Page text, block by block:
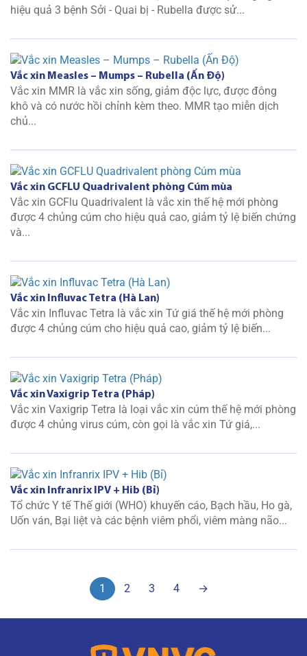
hiệu quả 3 bệnh Sởi - Quai bị - Rubella được sử...
Vắc xin Measles – Mumps – Rubella (Ấn Độ)
Vắc xin MMR là vắc xin sống, giảm độc lực, được đông
khô và có nước hồi chỉnh kèm theo. MMR tạo miễn dịch
chủ...
Vắc xin GCFLU Quadrivalent phòng Cúm mùa
Vắc xin GCFlu Quadrivalent là vắc xin thế hệ mới phòng
được 4 chủng cúm cho hiệu quả cao, giảm tỷ lệ biến chứng
và...
Vắc xin Influvac Tetra (Hà Lan)
Vắc xin Influvac Tetra là vắc xin Tứ giá thế hệ mới phòng
được 4 chủng cúm cho hiệu quả cao, giảm tỷ lệ biến...
Vắc xin Vaxigrip Tetra (Pháp)
Vắc xin Vaxigrip Tetra là loại vắc xin cúm thế hệ mới phòng
được 4 chủng virus cúm, còn gọi là vắc xin Tứ giá,...
Vắc xin Infranrix IPV + Hib (Bỉ)
Tổ chức Y tế Thế giới (WHO) khuyến cáo, Bạch hầu, Ho gà,
Uốn ván, Bại liệt và các bệnh viêm phổi, viêm màng não...
1 2 3 4 →